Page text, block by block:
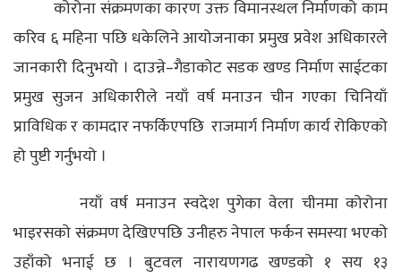
कोरोना संक्रमणका कारण उक्त विमानस्थल निर्माणको काम
करिव ६ महिना पछि धकेलिने आयोजनाका प्रमुख प्रवेश अधिकारले
जानकारी दिनुभयो । दाउन्ने–गैडाकोट सडक खण्ड निर्माण साईटका
प्रमुख सुजन अधिकारीले नयाँ वर्ष मनाउन चीन गएका चिनियाँ
प्राविधिक र कामदार नफर्किएपछि राजमार्ग निर्माण कार्य रोकिएको
हो पुष्टी गर्नुभयो ।
नयाँ वर्ष मनाउन स्वदेश पुगेका वेला चीनमा कोरोना
भाइरसको संक्रमण देखिएपछि उनीहरु नेपाल फर्कन समस्या भएको
उहाँको भनाई छ । बुटवल नारायणगढ खण्डको १ सय १३